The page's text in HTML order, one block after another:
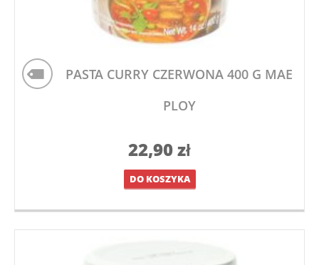
PASTA CURRY CZERWONA 400 G MAE
PLOY
22,90zł
DO KOSZYKA